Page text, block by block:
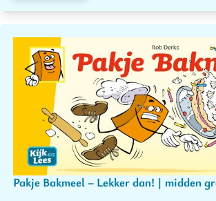
Pakje Bakmeel – Lekker dan! | midden